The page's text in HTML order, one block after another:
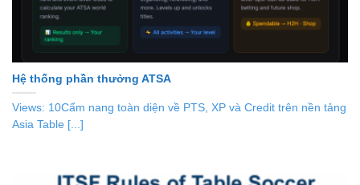
Hệ thống phần thưởng ATSA
Views: 10Cẩm nang toàn diện về PTS, XP và Credit trên nền tảng
Asia Table [...]